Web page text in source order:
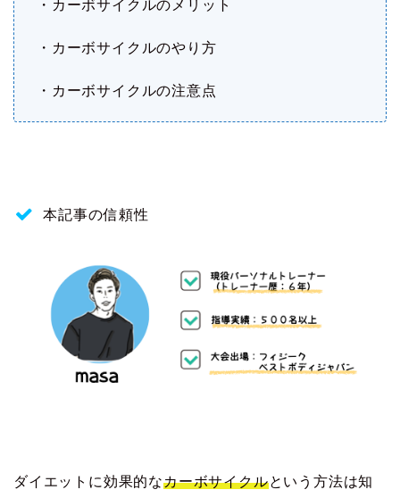
・カーボサイクルのメリット
・カーボサイクルのやり方
・カーボサイクルの注意点
本記事の信頼性
ダイエットに効果的なカーボサイクルという方法は知